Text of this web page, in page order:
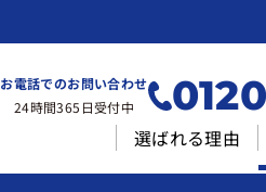
お電話でのお問い合わせ
24時間365日受付中
選ばれる理由